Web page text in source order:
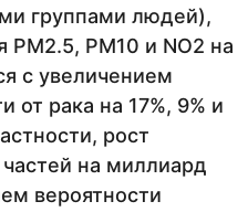
группами людей),
PM2.5, PM10 и NO2 на
с увеличением
от рака на 17%, 9% и
рост
на миллиард
вероятности